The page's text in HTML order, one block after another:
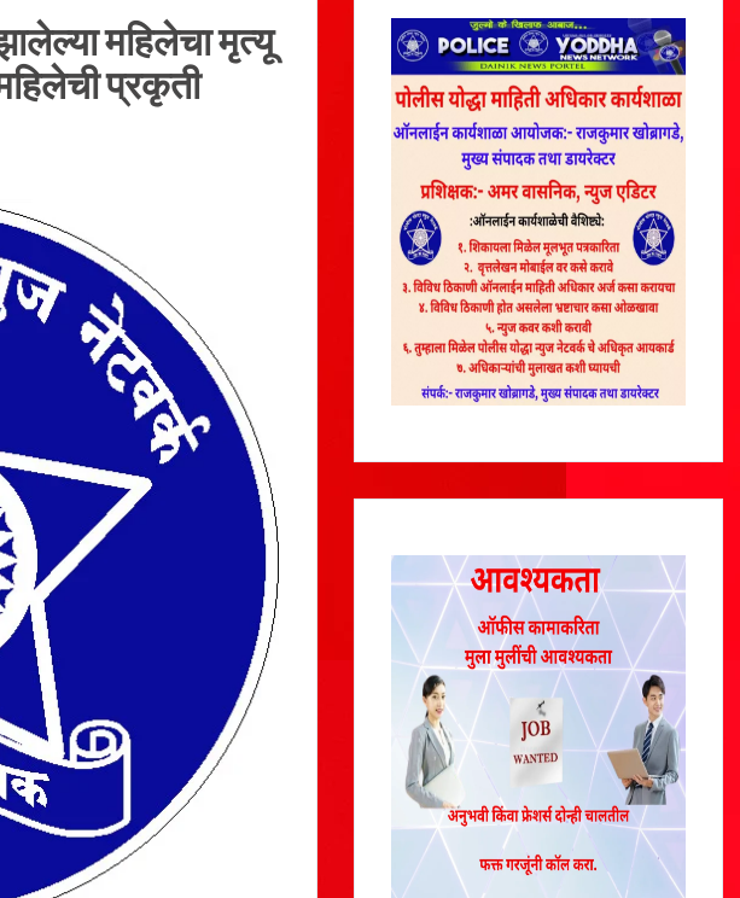
महिलेचा मृत्यू
प्रकृती